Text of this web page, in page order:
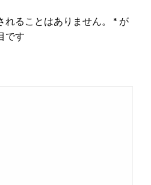
ることはありません。 * が
です